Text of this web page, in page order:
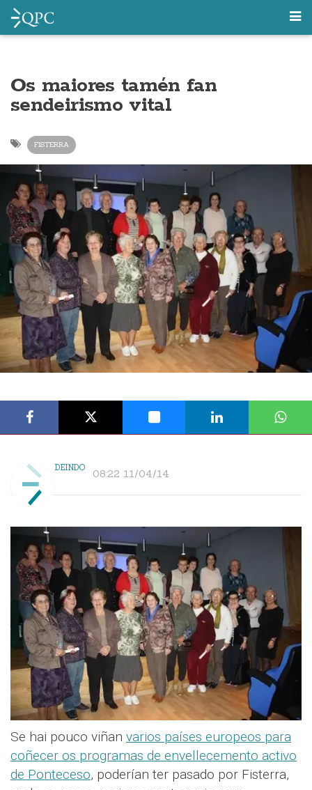
Os maiores tamén fan
sendeirismo vital
FISTERRA
DEINDO 08:22 11/04/14
Se hai pouco viñan varios países europeos para
coñecer os programas de envellecemento activo
de Ponteceso, poderían ter pasado por Fisterra,